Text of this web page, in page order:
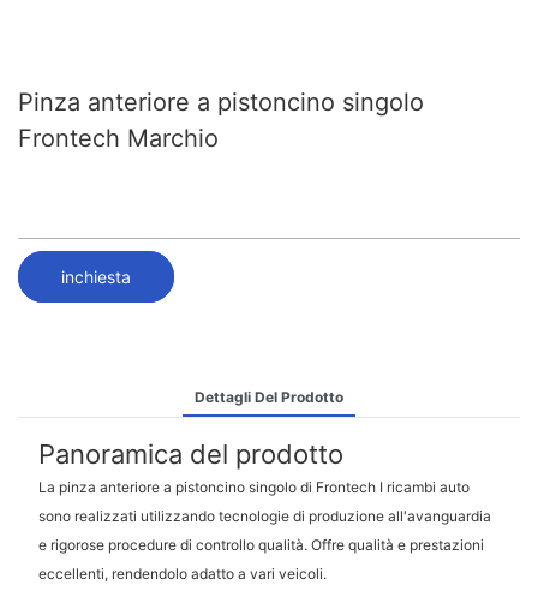
Pinza anteriore a pistoncino singolo
Frontech Marchio
inchiesta
Dettagli Del Prodotto
Panoramica del prodotto
La pinza anteriore a pistoncino singolo di Frontech I ricambi auto
sono realizzati utilizzando tecnologie di produzione all'avanguardia
e rigorose procedure di controllo qualità. Offre qualità e prestazioni
eccellenti, rendendolo adatto a vari veicoli.